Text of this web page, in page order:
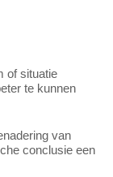
of situatie
te kunnen
van
conclusie een